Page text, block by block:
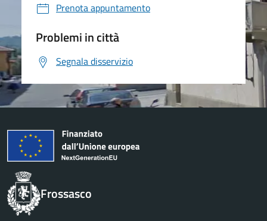
Prenota appuntamento
Problemi in città
Segnala disservizio
Frossasco